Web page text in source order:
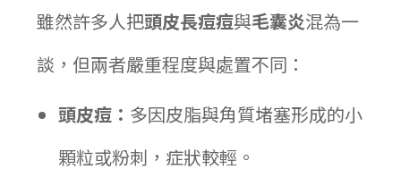
雖然許多人把頭皮長痘痘與毛囊炎混為一
談，但兩者嚴重程度與處置不同：
頭皮痘： 多因皮脂與角質堵塞形成的小
顆粒或粉刺，症狀較輕。